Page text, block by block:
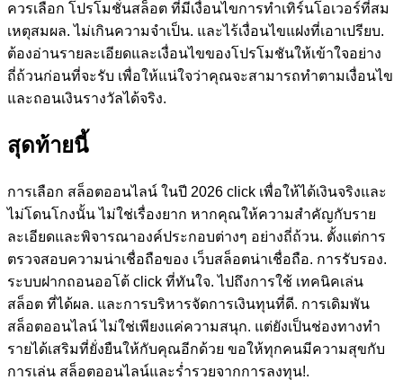
ควรเลือก โปรโมชั่นสล็อต ที่มีเงื่อนไขการทำเทิร์นโอเวอร์ที่สม
เหตุสมผล. ไม่เกินความจำเป็น. และไร้เงื่อนไขแฝงที่เอาเปรียบ.
ต้องอ่านรายละเอียดและเงื่อนไขของโปรโมชันให้เข้าใจอย่าง
ถี่ถ้วนก่อนที่จะรับ เพื่อให้แน่ใจว่าคุณจะสามารถทำตามเงื่อนไข
และถอนเงินรางวัลได้จริง.
สุดท้ายนี้
การเลือก สล็อตออนไลน์ ในปี 2026 click เพื่อให้ได้เงินจริงและ
ไม่โดนโกงนั้น ไม่ใช่เรื่องยาก หากคุณให้ความสำคัญกับราย
ละเอียดและพิจารณาองค์ประกอบต่างๆ อย่างถี่ถ้วน. ตั้งแต่การ
ตรวจสอบความน่าเชื่อถือของ เว็บสล็อตน่าเชื่อถือ. การรับรอง.
ระบบฝากถอนออโต้ click ที่ทันใจ. ไปถึงการใช้ เทคนิคเล่น
สล็อต ที่ได้ผล. และการบริหารจัดการเงินทุนที่ดี. การเดิมพัน
สล็อตออนไลน์ ไม่ใช่เพียงแค่ความสนุก. แต่ยังเป็นช่องทางทำ
รายได้เสริมที่ยั่งยืนให้กับคุณอีกด้วย ขอให้ทุกคนมีความสุขกับ
การเล่น สล็อตออนไลน์และร่ำรวยจากการลงทุน!.